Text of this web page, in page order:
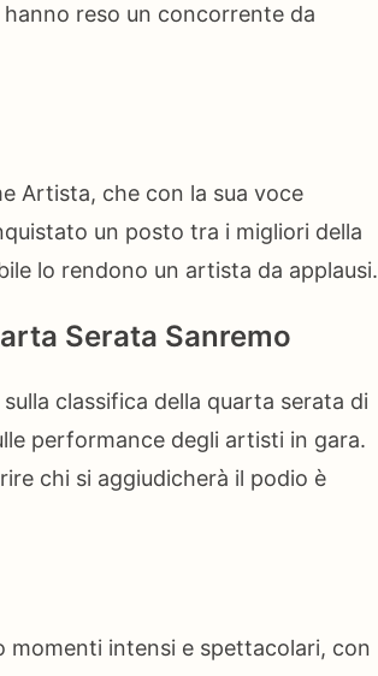
reso un concorrente da
Artista, che con la sua voce
un posto tra i migliori della
lo rendono un artista da applausi.
Serata Sanremo
classifica della quarta serata di
performance degli artisti in gara.
chi si aggiudicherà il podio è
momenti intensi e spettacolari, con